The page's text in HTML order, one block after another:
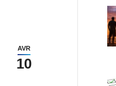
AVR
10